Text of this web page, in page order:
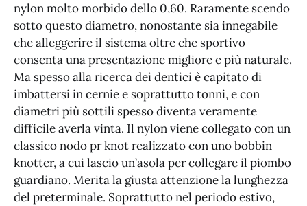
nylon molto morbido dello 0,60. Raramente scendo
sotto questo diametro, nonostante sia innegabile
che alleggerire il sistema oltre che sportivo
consenta una presentazione migliore e più naturale.
Ma spesso alla ricerca dei dentici è capitato di
imbattersi in cernie e soprattutto tonni, e con
diametri più sottili spesso diventa veramente
difficile averla vinta. Il nylon viene collegato con un
classico nodo pr knot realizzato con uno bobbin
knotter, a cui lascio un’asola per collegare il piombo
guardiano. Merita la giusta attenzione la lunghezza
del preterminale. Soprattutto nel periodo estivo,